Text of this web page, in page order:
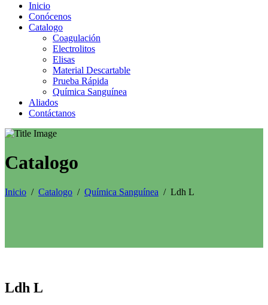
Inicio
Conócenos
Catalogo
Coagulación
Electrolitos
Elisas
Material Descartable
Prueba Rápida
Química Sanguínea
Aliados
Contáctanos
Catalogo
Inicio / Catalogo / Química Sanguínea / Ldh L
Ldh L